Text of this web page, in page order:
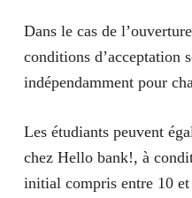
Dans le cas de
conditions d’acceptation
indépendamment pour
Les étudiants peuvent
chez Hello bank!, à
initial compris entre 10